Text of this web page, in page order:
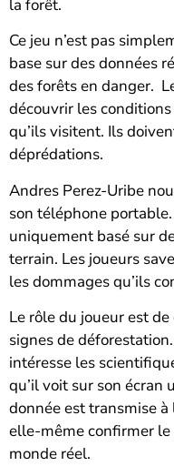
la forêt.
Ce jeu n’est pas
base sur des données
des forêts en danger.
découvrir les
qu’ils visitent. Ils
déprédations.
Andres Perez-Uribe
son téléphone
uniquement basé sur
terrain. Les joueurs
les dommages qu’ils
Le rôle du joueur est
signes de
intéresse les
qu’il voit sur son écran
donnée est transmise à
elle-même confirmer le
monde réel.